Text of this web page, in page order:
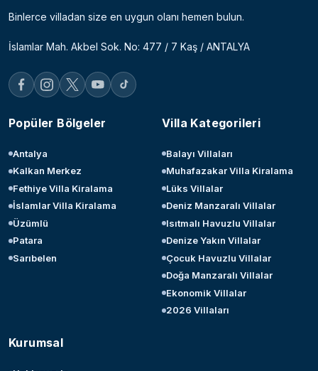
Binlerce villadan size en uygun olanı hemen bulun.
İslamlar Mah. Akbel Sok. No: 477 / 7 Kaş / ANTALYA
Popüler Bölgeler
Antalya
Kalkan Merkez
Fethiye Villa Kiralama
İslamlar Villa Kiralama
Üzümlü
Patara
Sarıbelen
Villa Kategorileri
Balayı Villaları
Muhafazakar Villa Kiralama
Lüks Villalar
Deniz Manzaralı Villalar
Isıtmalı Havuzlu Villalar
Denize Yakın Villalar
Çocuk Havuzlu Villalar
Doğa Manzaralı Villalar
Ekonomik Villalar
2026 Villaları
Kurumsal